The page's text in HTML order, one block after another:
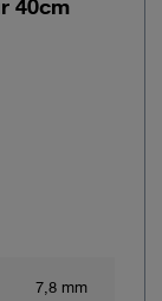
40cm
7,8 mm